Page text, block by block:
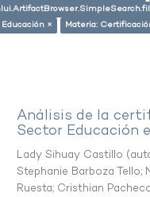
× Materia:
Análisis de la
Sector Educación
Lady Sihuay Castillo
Stephanie Barboza Tello;
Ruesta; Cristhian